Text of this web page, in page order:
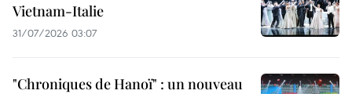
Vietnam-Italie
31/07/2026 03:07
"Chroniques de Hanoï" : un nouveau